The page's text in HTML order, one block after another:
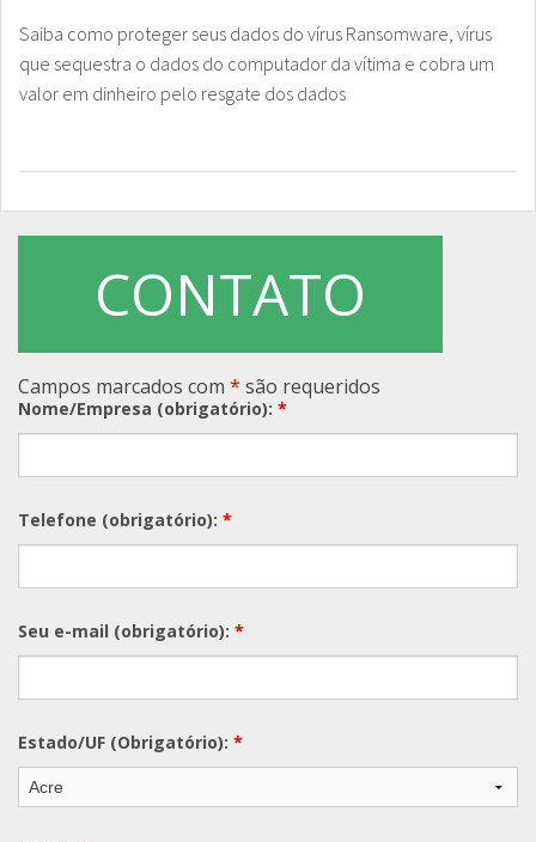
Saiba como proteger seus dados do vírus Ransomware, vírus
que sequestra o dados do computador da vítima e cobra um
valor em dinheiro pelo resgate dos dados
CONTATO
Campos marcados com * são requeridos
Nome/Empresa (obrigatório): *
Telefone (obrigatório): *
Seu e-mail (obrigatório): *
Estado/UF (Obrigatório): *